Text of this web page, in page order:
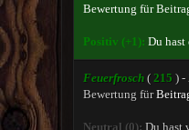
Bewertung für
Positiv (+1): Du hast
Feuerfrosch ( 215 ) -
Bewertung für
Neutral (0): Du hast